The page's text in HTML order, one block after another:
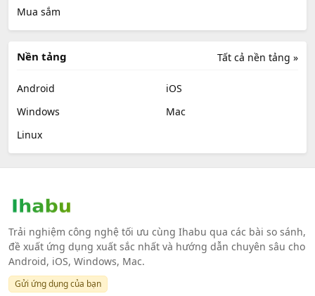
Mua sắm
Tất cả nền tảng »
Nền tảng
Android
iOS
Windows
Mac
Linux
Trải nghiệm công nghệ tối ưu cùng Ihabu qua các bài so sánh,
đề xuất ứng dụng xuất sắc nhất và hướng dẫn chuyên sâu cho
Android, iOS, Windows, Mac.
Gửi ứng dụng của bạn